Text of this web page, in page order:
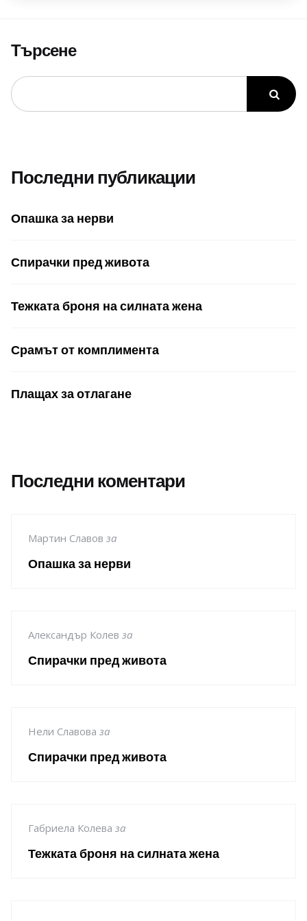
Търсене
Последни публикации
Опашка за нерви
Спирачки пред живота
Тежката броня на силната жена
Срамът от комплимента
Плащах за отлагане
Последни коментари
Мартин Славов за
Опашка за нерви
Александър Колев за
Спирачки пред живота
Нели Славова за
Спирачки пред живота
Габриела Колева за
Тежката броня на силната жена